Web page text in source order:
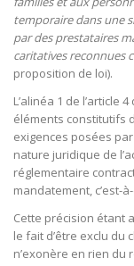
temporaire dans une
par des prestataires
caritatives reconnues
proposition de loi).
L’alinéa 1 de
éléments constitutifs
exigences posées
nature juridique de
réglementaire
mandatement, c’est-
Cette précision étant
le fait d’être exclu du
n’exonère en rien du